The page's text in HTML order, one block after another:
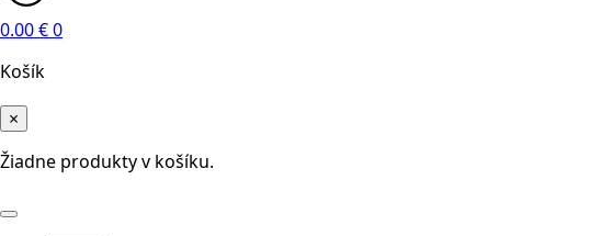
0.00€0
Košík
×
Žiadne produkty v košíku.